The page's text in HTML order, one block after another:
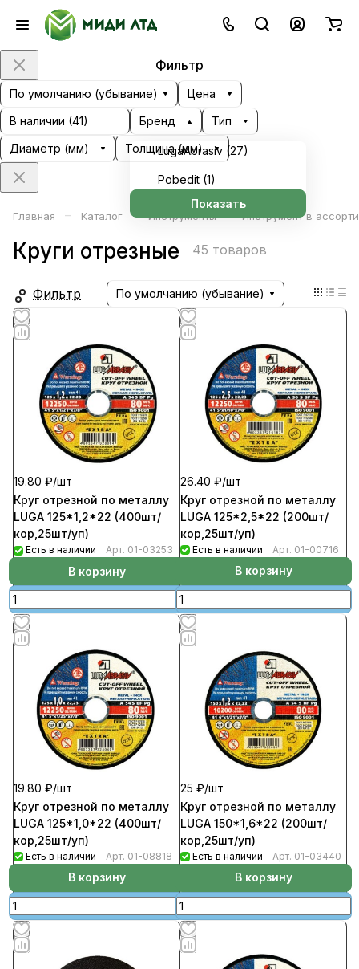
Фильтр
По умолчанию (убывание)
Цена
В наличии (41) Бренд
LugaAbrasiv (27)
Pobedit (1)
Показать
Тип
Диаметр (мм)
Толщина (мм)
Главная – Каталог – Инструменты – Инструмент в
Круги отрезные 45 товаров
Фильтр По умолчанию (убывание)
19.80 ₽/шт
Круг отрезной по металлу
LUGA 125*1,2*22 (400шт/
кор,25шт/уп)
Есть в наличии Арт. 01-03253
В корзину
26.40 ₽/шт
Круг отрезной по металлу
LUGA 125*2,5*22 (200шт/
кор,25шт/уп)
Есть в наличии Арт. 01-00716
В корзину
19.80 ₽/шт
Круг отрезной по металлу
LUGA 125*1,0*22 (400шт/
кор,25шт/уп)
Есть в наличии Арт. 01-08818
В корзину
25 ₽/шт
Круг отрезной по металлу
LUGA 150*1,6*22 (200шт/
кор,25шт/уп)
Есть в наличии Арт. 01-03440
В корзину